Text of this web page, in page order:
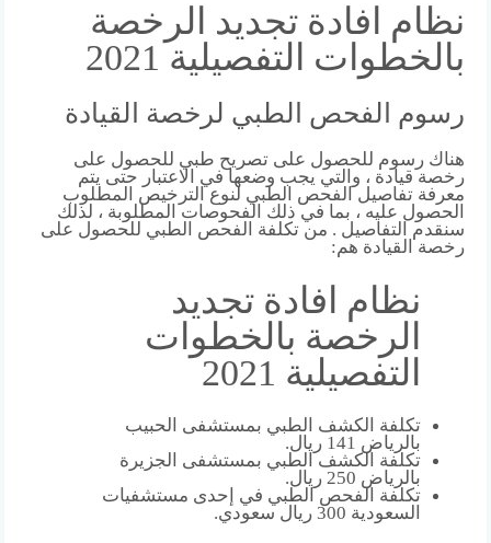
نظام افادة تجديد الرخصة
بالخطوات التفصيلية 2021
رسوم الفحص الطبي لرخصة القيادة
هناك رسوم للحصول على تصريح طبي للحصول على
رخصة قيادة ، والتي يجب وضعها في الاعتبار حتى يتم
معرفة تفاصيل الفحص الطبي لنوع الترخيص المطلوب
الحصول عليه ، بما في ذلك الفحوصات المطلوبة ، لذلك
سنقدم التفاصيل . من تكلفة الفحص الطبي للحصول على
رخصة القيادة هم:
نظام افادة تجديد
الرخصة بالخطوات
التفصيلية 2021
تكلفة الكشف الطبي بمستشفى الحبيب
بالرياض 141 ريال.
تكلفة الكشف الطبي بمستشفى الجزيرة
بالرياض 250 ريال.
تكلفة الفحص الطبي في إحدى مستشفيات
السعودية 300 ريال سعودي.